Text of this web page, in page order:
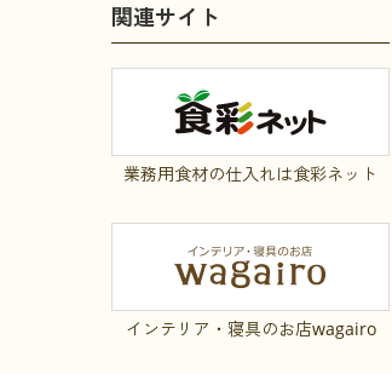
関連サイト
業務用食材の仕入れは食彩ネット
インテリア・寝具のお店wagairo